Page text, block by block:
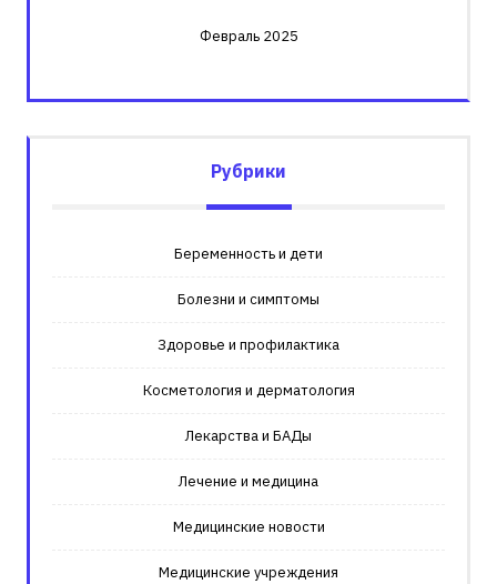
Февраль 2025
Рубрики
Беременность и дети
Болезни и симптомы
Здоровье и профилактика
Косметология и дерматология
Лекарства и БАДы
Лечение и медицина
Медицинские новости
Медицинские учреждения